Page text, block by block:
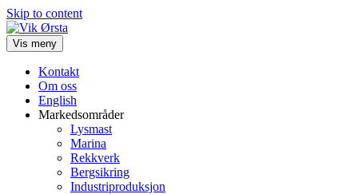
Skip to content
Vis meny
Kontakt
Om oss
English
Markedsområder
Lysmast
Marina
Rekkverk
Bergsikring
Industriproduksjon